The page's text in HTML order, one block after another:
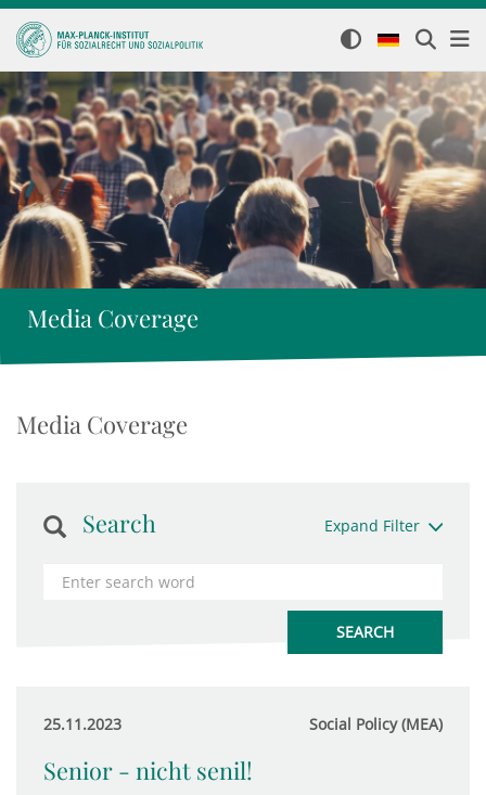
Media Coverage
Media Coverage
Search Expand Filter
25.11.2023 Social Policy (MEA)
Senior - nicht senil!